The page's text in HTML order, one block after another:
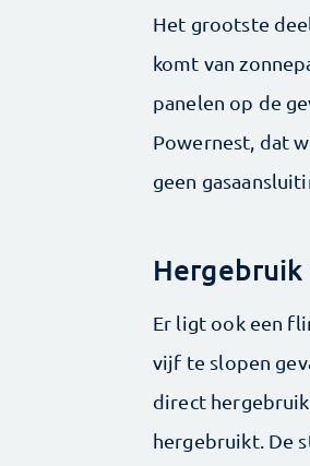
Het grootste
komt van
panelen op de
Powernest, dat
geen
Er ligt ook een
vijf te slopen
direct
hergebruikt. De